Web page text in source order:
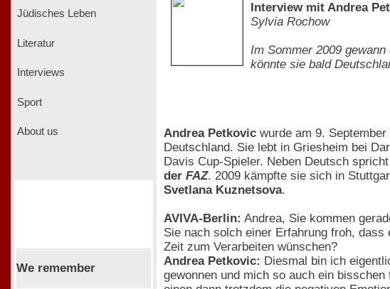
Jüdisches Leben
Literatur
Interviews
Sport
About us
We remember
Interview mit Andrea
Sylvia Rochow
Im Sommer 2009
könnte sie bald
Andrea Petkovic wurde am 9.
Deutschland. Sie lebt in Griesheim bei
Davis Cup-Spieler. Neben Deutsch
der FAZ. 2009 kämpfte sie sich in
Svetlana Kuznetsova.
AVIVA-Berlin: Andrea, Sie kommen
Sie nach solch einer Erfahrung froh,
Zeit zum Verarbeiten wünschen?
Andrea Petkovic: Diesmal bin ich
gewonnen und mich so auch ein